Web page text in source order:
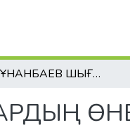
АБАЙ ҚҰНАНБАЕВ ШЫҒАРМАЛАРЫНЫҢ ЖАСТАРДЫҢ ӨНЕГЕЛІ ТӘРБИЕСІНЕ ӘСЕРІ